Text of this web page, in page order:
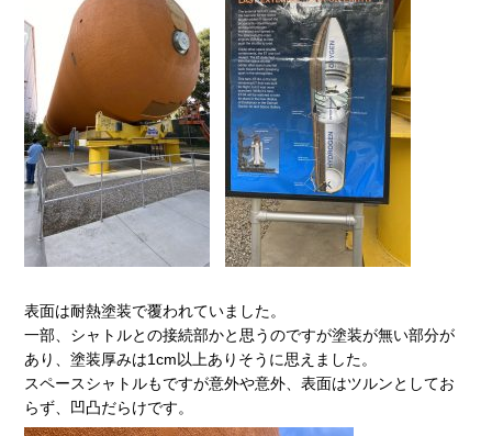
表面は耐熱塗装で覆われていました。
一部、シャトルとの接続部かと思うのですが塗装が無い部分が
あり、塗装厚みは1cm以上ありそうに思えました。
スペースシャトルもですが意外や意外、表面はツルンとしてお
らず、凹凸だらけです。